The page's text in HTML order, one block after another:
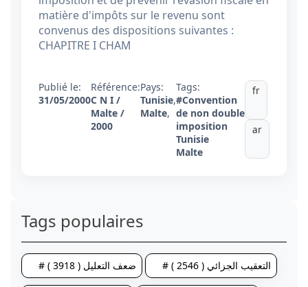
matière d'impôts sur le revenu sont
convenus des dispositions suivantes :
CHAPITRE I CHAM
Publié le:
31/05/2000
Référence:
C N I /
Malte /
2000
Pays:
Tunisie,
Malte,
Tags:
#Convention
de non double
imposition
Tunisie
Malte
fr
ar
Tags populaires
# ضعف التعليل ( 3918 ) # التعقيب الجزائي ( 2546 )